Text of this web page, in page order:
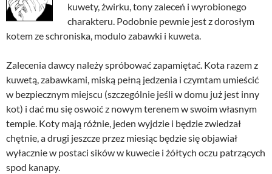
kuwety, żwirku, tony zaleceń i wyrobionego
charakteru. Podobnie pewnie jest z dorosłym
kotem ze schroniska, modulo zabawki i kuweta.
Zalecenia dawcy należy spróbować zapamiętać. Kota razem z
kuwetą, zabawkami, miską pełną jedzenia i czymtam umieścić
w bezpiecznym miejscu (szczególnie jeśli w domu już jest inny
kot) i dać mu się oswoić z nowym terenem w swoim własnym
tempie. Koty mają różnie, jeden wyjdzie i będzie zwiedzał
chętnie, a drugi jeszcze przez miesiąc będzie się objawiał
wyłacznie w postaci sików w kuwecie i żółtych oczu patrzących
spod kanapy.